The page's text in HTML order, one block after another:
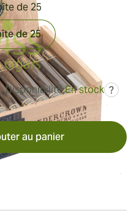
Disponibilité:En stock ?
de 25
de 25
au panier